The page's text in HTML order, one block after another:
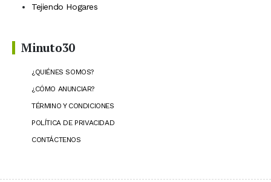
Tejiendo Hogares
Minuto30
¿QUIÉNES SOMOS?
¿CÓMO ANUNCIAR?
TÉRMINO Y CONDICIONES
POLÍTICA DE PRIVACIDAD
CONTÁCTENOS